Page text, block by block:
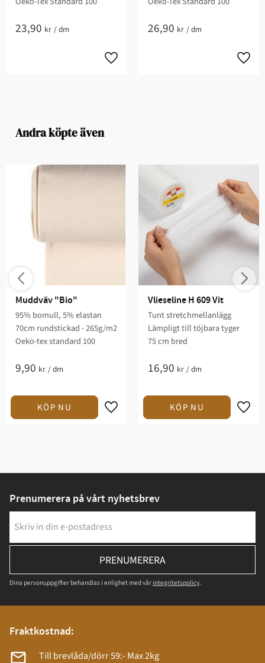
23,90 kr /dm 26,90 kr /dm
Andra köpte även
Muddväv "Bio"
95% bomull, 5% elastan
70cm rundstickad - 265g/m2
Oeko-tex standard 100
9,90 kr /dm
Vlieseline H 609 Vit
Tunt stretchmellanlägg
Lämpligt till töjbara tyger
75 cm bred
16,90 kr /dm
Prenumerera på vårt nyhetsbrev
PRENUMERERA
Dina personuppgifter behandlas i enlighet med vår integritetspolicy.
Fraktkostnad:
Till brevlåda/dörr 59:- Max 2kg